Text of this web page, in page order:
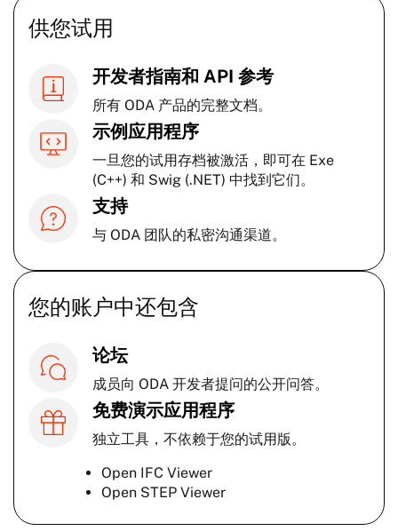
供您试用
开发者指南和 API 参考
所有 ODA 产品的完整文档。
示例应用程序
一旦您的试用存档被激活，即可在 Exe
(C++) 和 Swig (.NET) 中找到它们。
支持
与 ODA 团队的私密沟通渠道。
您的账户中还包含
论坛
成员向 ODA 开发者提问的公开问答。
免费演示应用程序
独立工具，不依赖于您的试用版。
Open IFC Viewer
Open STEP Viewer